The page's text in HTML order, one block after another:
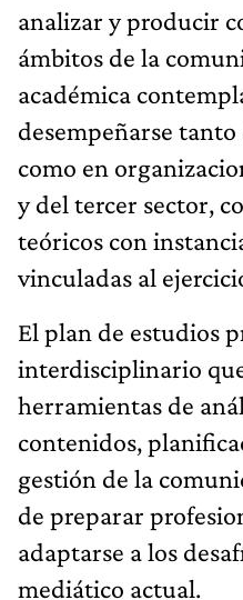
analizar y producir
ámbitos de la
académica
desempeñarse
como en
y del tercer sector,
teóricos con
vinculadas al
El plan de estudios
interdisciplinario
herramientas de
contenidos,
gestión de la
de preparar
adaptarse a los
mediático actual.